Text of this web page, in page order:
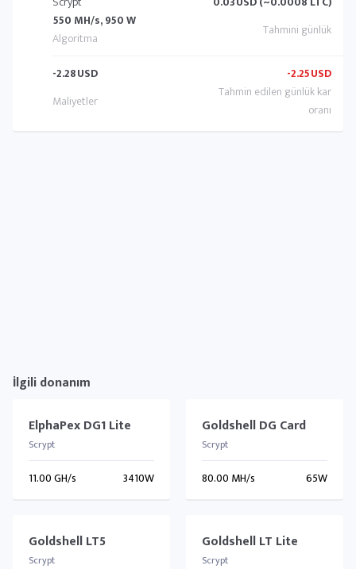
550 MH/s, 950 W
-2.28USD -2.25USD
İlgili donanım
ElphaPex DG1 Lite
Scrypt
11.00 GH/s 3410W
Goldshell DG Card
Scrypt
80.00 MH/s 65W
Goldshell LT5
Scrypt
Goldshell LT Lite
Scrypt